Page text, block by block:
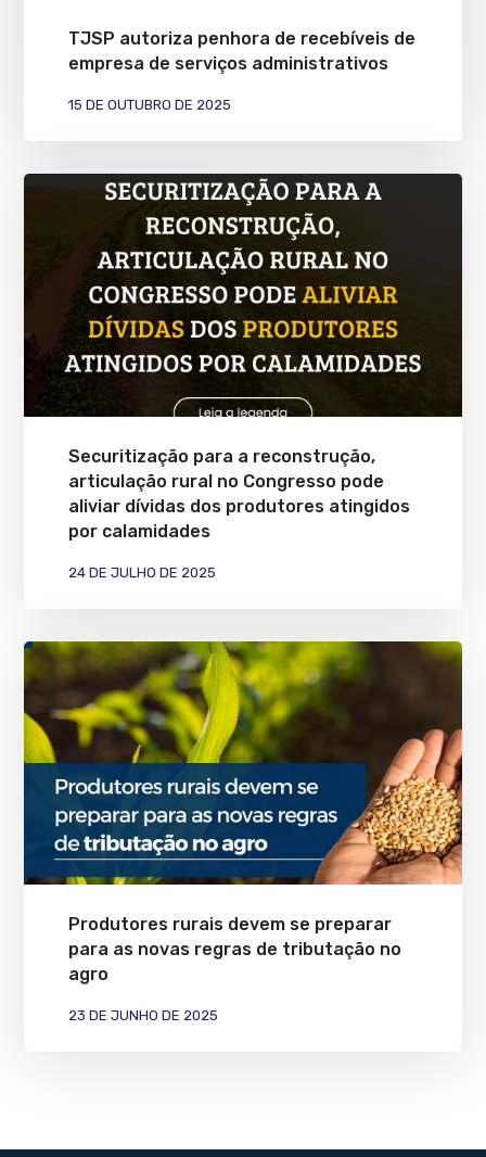
TJSP autoriza penhora de recebíveis de
empresa de serviços administrativos
15 DE OUTUBRO DE 2025
Securitização para a reconstrução,
articulação rural no Congresso pode
aliviar dívidas dos produtores atingidos
por calamidades
24 DE JULHO DE 2025
Produtores rurais devem se preparar
para as novas regras de tributação no
agro
23 DE JUNHO DE 2025